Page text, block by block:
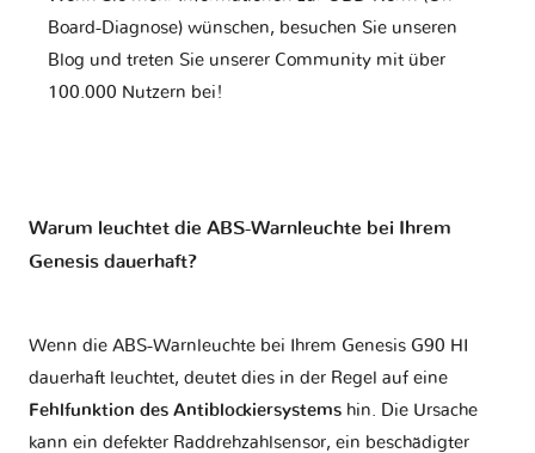
Board-Diagnose) wünschen, besuchen Sie unseren
Blog und treten Sie unserer Community mit über
100.000 Nutzern bei!
Warum leuchtet die ABS-Warnleuchte bei Ihrem
Genesis dauerhaft?
Wenn die ABS-Warnleuchte bei Ihrem Genesis G90 HI
dauerhaft leuchtet, deutet dies in der Regel auf eine
Fehlfunktion des Antiblockiersystems hin. Die Ursache
kann ein defekter Raddrehzahlsensor, ein beschädigter